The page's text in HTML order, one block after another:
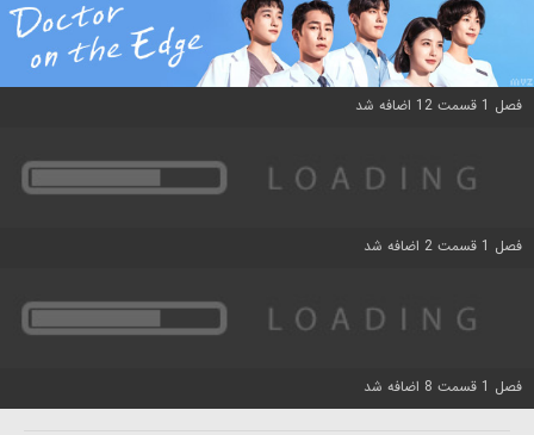
فصل 1 قسمت 12 اضافه شد
فصل 1 قسمت 2 اضافه شد
فصل 1 قسمت 8 اضافه شد